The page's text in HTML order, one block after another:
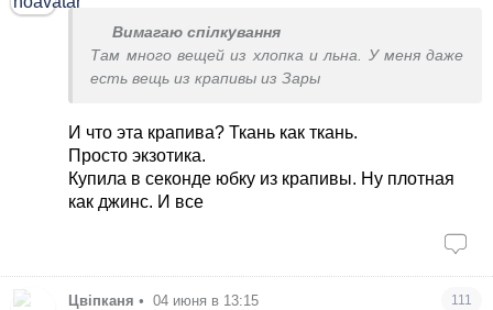
Вимагаю спілкування
Там много вещей из хлопка и льна. У меня даже
есть вещь из крапивы из Зары
И что эта крапива? Ткань как ткань.
Просто экзотика.
Купила в секонде юбку из крапивы. Ну плотная
как джинс. И все
Цвіпканя • 04 июня в 13:15 111